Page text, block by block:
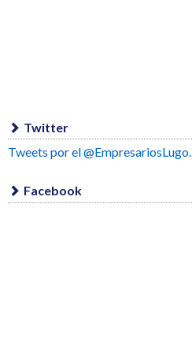
Twitter
Tweets por el @EmpresariosLugo.
Facebook